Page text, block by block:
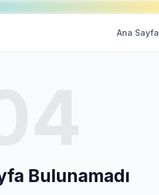
Ana Sayfa
Bulunamadı